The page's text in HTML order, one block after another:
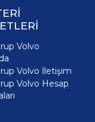
Volvo
Volvo İletişim
Volvo Hesap